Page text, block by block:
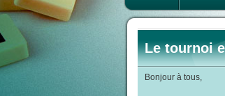
Le tournoi
Bonjour à tous,